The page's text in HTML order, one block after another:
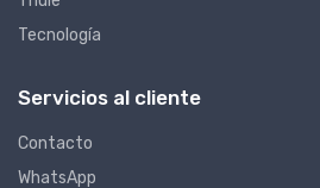
Tecnología
Servicios al cliente
Contacto
WhatsApp